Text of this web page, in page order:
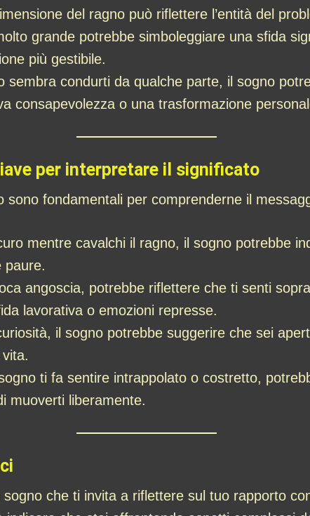
del ragno può riflettere l’entità del
grande potrebbe simboleggiare una sfida
più gestibile.
sembra condurti da qualche parte, il sogno
consapevolezza o una trasformazione
per interpretare il significato
fondamentali per comprenderne il
mentre cavalchi il ragno, il sogno potrebbe
paure.
angoscia, potrebbe riflettere che ti senti
lavorativa o emozioni represse.
il sogno potrebbe suggerire che sei
ti fa sentire intrappolato o costretto,
muoverti liberamente.
sogno che ti invita a riflettere sul tuo rapporto